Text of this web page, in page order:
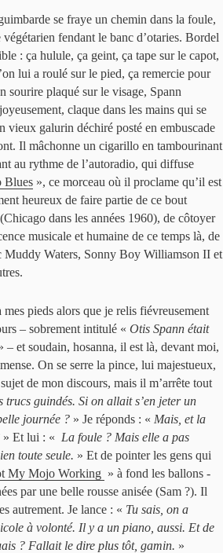
se fraye un chemin dans la foule,
végétarien fendant le banc d’otaries. Bordel
: ça hulule, ça geint, ça tape sur le capot,
lui a roulé sur le pied, ça remercie pour
sourire plaqué sur le visage, Spann
claque dans les mains qui se
vieux galurin déchiré posté en embuscade
Il mâchonne un cigarillo en tambourinant
au rythme de l’autoradio, qui diffuse
Blues », ce morceau où il proclame qu’il est
heureux de faire partie de ce bout
dans les années 1960), de côtoyer
musicale et humaine de ce temps là, de
Muddy Waters, Sonny Boy Williamson II et
mes pieds alors que je relis fiévreusement
– sobrement intitulé « Otis Spann était
– et soudain, hosanna, il est là, devant moi,
On se serre la pince, lui majestueux,
de mon discours, mais il m’arrête tout
guindés. Si on allait s’en jeter un
journée ? » Je réponds : « Mais, et la
» Et lui : « La foule ? Mais elle a pas
toute seule. » Et de pointer les gens qui
My Mojo Working » à fond les ballons -
par une belle rousse anisée (Sam ?). Il
autrement. Je lance : « Tu sais, on a
à volonté. Il y a un piano, aussi. Et de
? Fallait le dire plus tôt, gamin. »